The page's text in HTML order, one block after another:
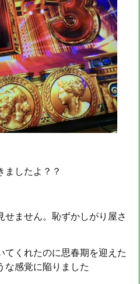
ましたよ？？
せません。恥ずかしがり屋さ
くれたのに思春期を迎えた
な感覚に陥りました